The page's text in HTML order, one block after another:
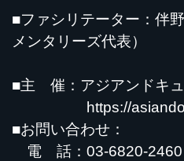
■ファシリテーター：伴
メンタリーズ代表）
■主 催：アジアンドキ
https://
■お問い合わせ：
電 話：03-6820-2460